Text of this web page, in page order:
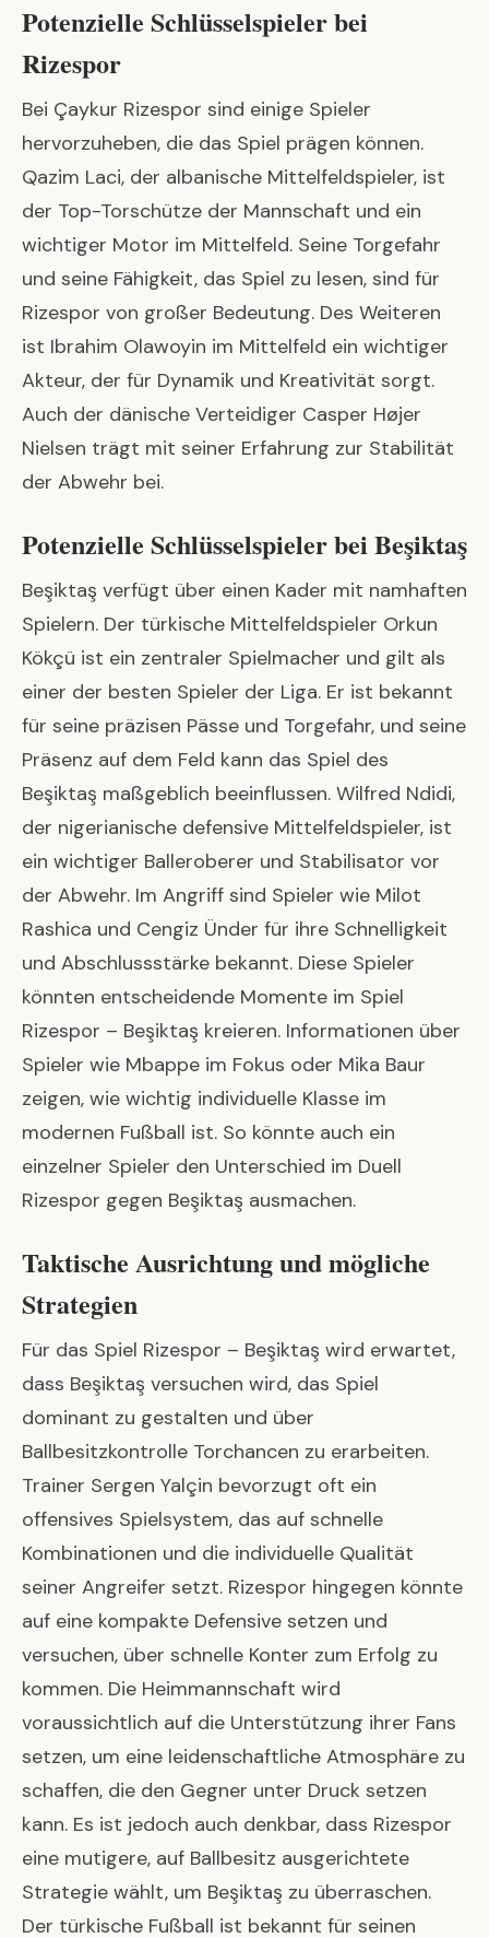
Potenzielle Schlüsselspieler bei
Rizespor
Bei Çaykur Rizespor sind einige Spieler
hervorzuheben, die das Spiel prägen können.
Qazim Laci, der albanische Mittelfeldspieler, ist
der Top-Torschütze der Mannschaft und ein
wichtiger Motor im Mittelfeld. Seine Torgefahr
und seine Fähigkeit, das Spiel zu lesen, sind für
Rizespor von großer Bedeutung. Des Weiteren
ist Ibrahim Olawoyin im Mittelfeld ein wichtiger
Akteur, der für Dynamik und Kreativität sorgt.
Auch der dänische Verteidiger Casper Højer
Nielsen trägt mit seiner Erfahrung zur Stabilität
der Abwehr bei.
Potenzielle Schlüsselspieler bei Beşiktaş
Beşiktaş verfügt über einen Kader mit namhaften
Spielern. Der türkische Mittelfeldspieler Orkun
Kökçü ist ein zentraler Spielmacher und gilt als
einer der besten Spieler der Liga. Er ist bekannt
für seine präzisen Pässe und Torgefahr, und seine
Präsenz auf dem Feld kann das Spiel des
Beşiktaş maßgeblich beeinflussen. Wilfred Ndidi,
der nigerianische defensive Mittelfeldspieler, ist
ein wichtiger Balleroberer und Stabilisator vor
der Abwehr. Im Angriff sind Spieler wie Milot
Rashica und Cengiz Ünder für ihre Schnelligkeit
und Abschlussstärke bekannt. Diese Spieler
könnten entscheidende Momente im Spiel
Rizespor – Beşiktaş kreieren. Informationen über
Spieler wie Mbappe im Fokus oder Mika Baur
zeigen, wie wichtig individuelle Klasse im
modernen Fußball ist. So könnte auch ein
einzelner Spieler den Unterschied im Duell
Rizespor gegen Beşiktaş ausmachen.
Taktische Ausrichtung und mögliche
Strategien
Für das Spiel Rizespor – Beşiktaş wird erwartet,
dass Beşiktaş versuchen wird, das Spiel
dominant zu gestalten und über
Ballbesitzkontrolle Torchancen zu erarbeiten.
Trainer Sergen Yalçin bevorzugt oft ein
offensives Spielsystem, das auf schnelle
Kombinationen und die individuelle Qualität
seiner Angreifer setzt. Rizespor hingegen könnte
auf eine kompakte Defensive setzen und
versuchen, über schnelle Konter zum Erfolg zu
kommen. Die Heimmannschaft wird
voraussichtlich auf die Unterstützung ihrer Fans
setzen, um eine leidenschaftliche Atmosphäre zu
schaffen, die den Gegner unter Druck setzen
kann. Es ist jedoch auch denkbar, dass Rizespor
eine mutigere, auf Ballbesitz ausgerichtete
Strategie wählt, um Beşiktaş zu überraschen.
Der türkische Fußball ist bekannt für seinen